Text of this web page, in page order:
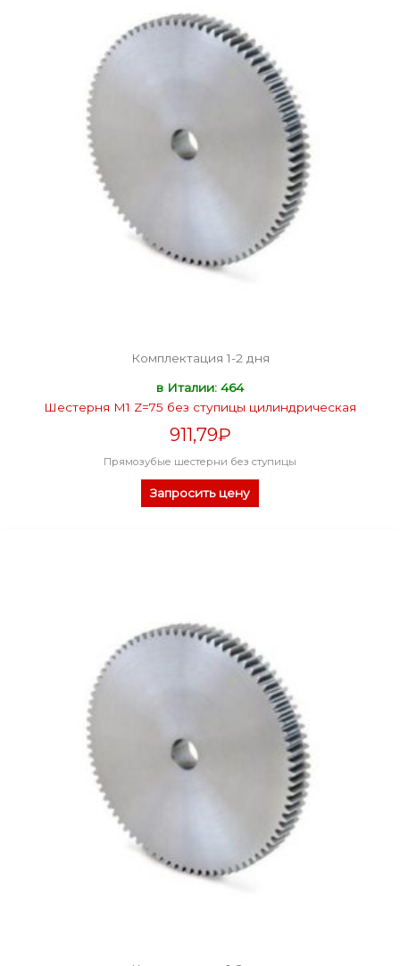
Комплектация 1-2 дня
в Италии: 464
Шестерня M1 Z=75 без ступицы цилиндрическая
911,79₽
Прямозубые шестерни без ступицы
Запросить цену